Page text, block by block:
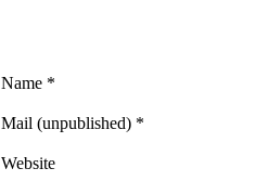
Name *
Mail (unpublished) *
Website